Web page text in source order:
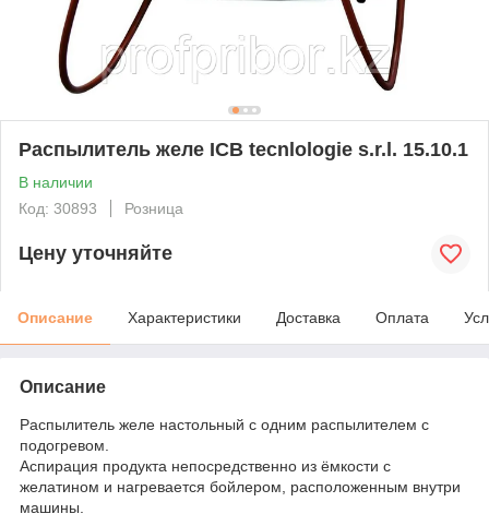
Распылитель желе ICB tecnlologie s.r.l. 15.10.1
В наличии
Код: 30893
Розница
Цену уточняйте
Описание Характеристики Доставка Оплата
Описание
Распылитель желе настольный с одним распылителем с
подогревом.
Аспирация продукта непосредственно из ёмкости с
желатином и нагревается бойлером, расположенным внутри
машины.